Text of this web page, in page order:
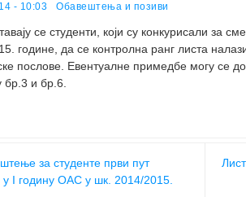
- 10:03 Обавештења и позиви
се студенти, који су конкурисали за
године, да се контролна ранг листа
послове. Евентуалне примедбе могу се
бр.3 и бр.6.
за студенте први пут
у I годину ОАС у шк. 2014/2015.